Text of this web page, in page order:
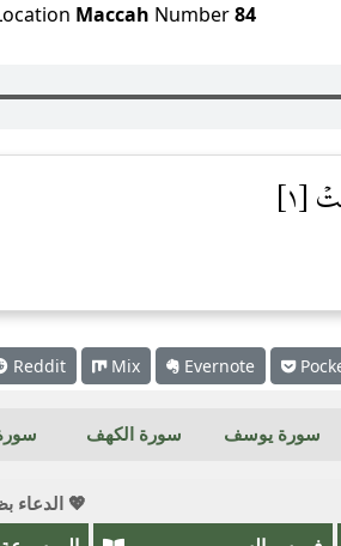
Maccah Number84
[١]
Reddit Mix Evernote
سورة يوسف سورة الكهف
💖 الدعاء